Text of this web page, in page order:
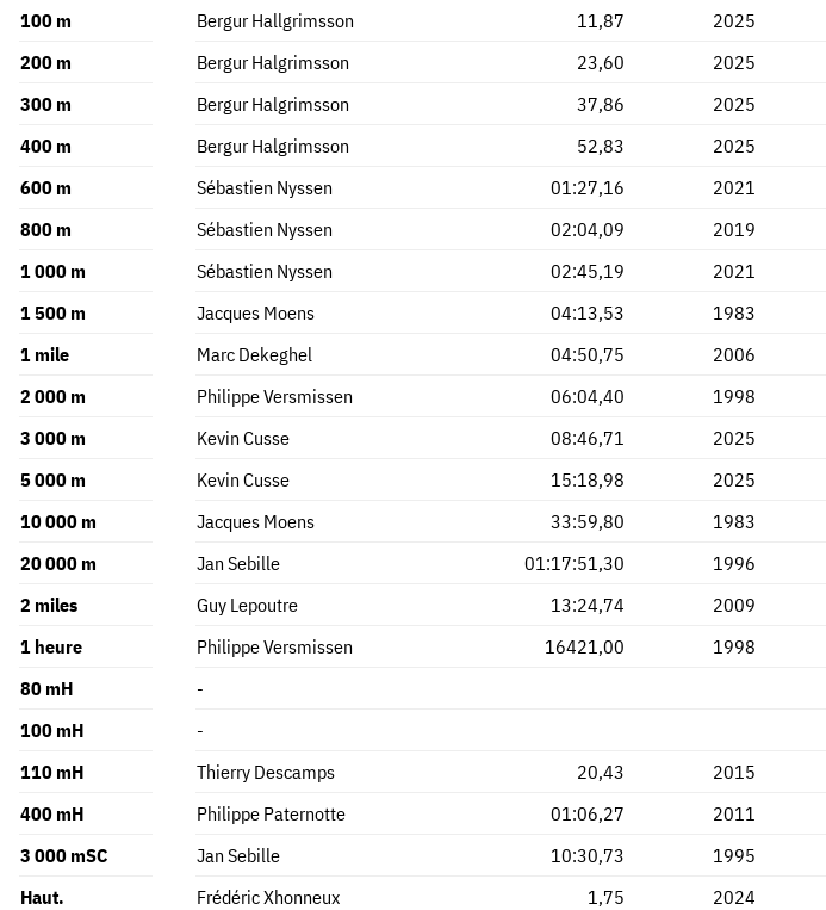
100 m
Bergur Hallgrimsson 11,87 2025
200 m
Bergur Halgrimsson 23,60 2025
300 m
Bergur Halgrimsson 37,86 2025
400 m
Bergur Halgrimsson 52,83 2025
600 m
Sébastien Nyssen 01:27,16 2021
800 m
Sébastien Nyssen 02:04,09 2019
1 000 m
Sébastien Nyssen 02:45,19 2021
1 500 m
Jacques Moens 04:13,53 1983
1 mile
Marc Dekeghel 04:50,75 2006
2 000 m
Philippe Versmissen 06:04,40 1998
3 000 m
Kevin Cusse 08:46,71 2025
5 000 m
Kevin Cusse 15:18,98 2025
10 000 m
Jacques Moens 33:59,80 1983
20 000 m
Jan Sebille 01:17:51,30 1996
2 miles
Guy Lepoutre 13:24,74 2009
1 heure
Philippe Versmissen 16421,00 1998
80 mH
-
100 mH
-
110 mH
Thierry Descamps 20,43 2015
400 mH
Philippe Paternotte 01:06,27 2011
3 000 mSC
Jan Sebille 10:30,73 1995
Haut.
Frédéric Xhonneux 1,75 2024